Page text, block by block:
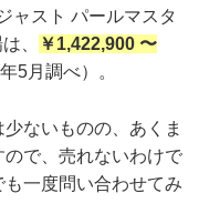
ャスト パールマスタ
、
￥1,422,900 〜
5月調べ）。
ないものの、あくま
で、売れないわけで
一度問い合わせてみ